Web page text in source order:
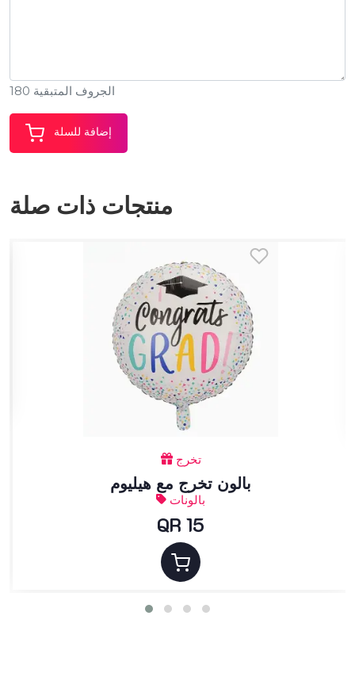
الجروف المتبقية 180
إضافة للسلة
منتجات ذات صلة
تخرج
بالون تخرج مع هيليوم
بالونات
QR 15